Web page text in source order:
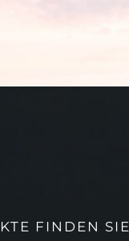
FINDEN SIE